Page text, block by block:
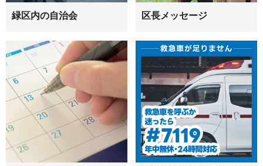
緑区内の自治会 区長メッセージ